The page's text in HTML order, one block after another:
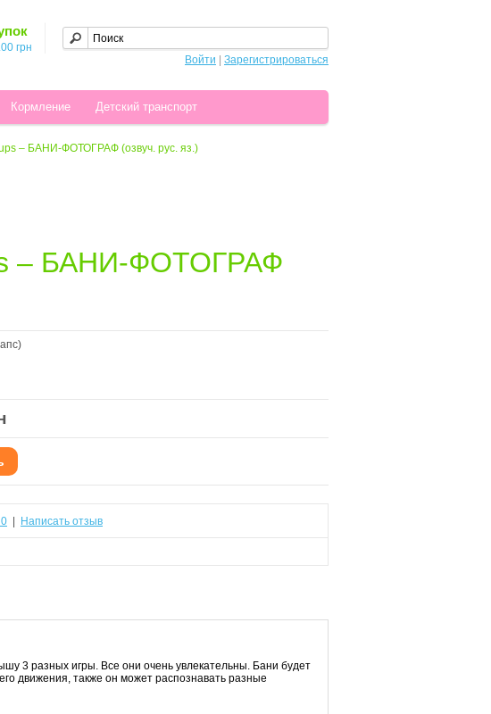
грн
Войти
Зарегистрироваться
Кормление Детский транспорт
– БАНИ-ФОТОГРАФ (озвуч. рус. яз.)
– БАНИ-ФОТОГРАФ
Написать отзыв
3 разных игры. Все они очень увлекательны. Бани будет
движения, также он может распознавать разные